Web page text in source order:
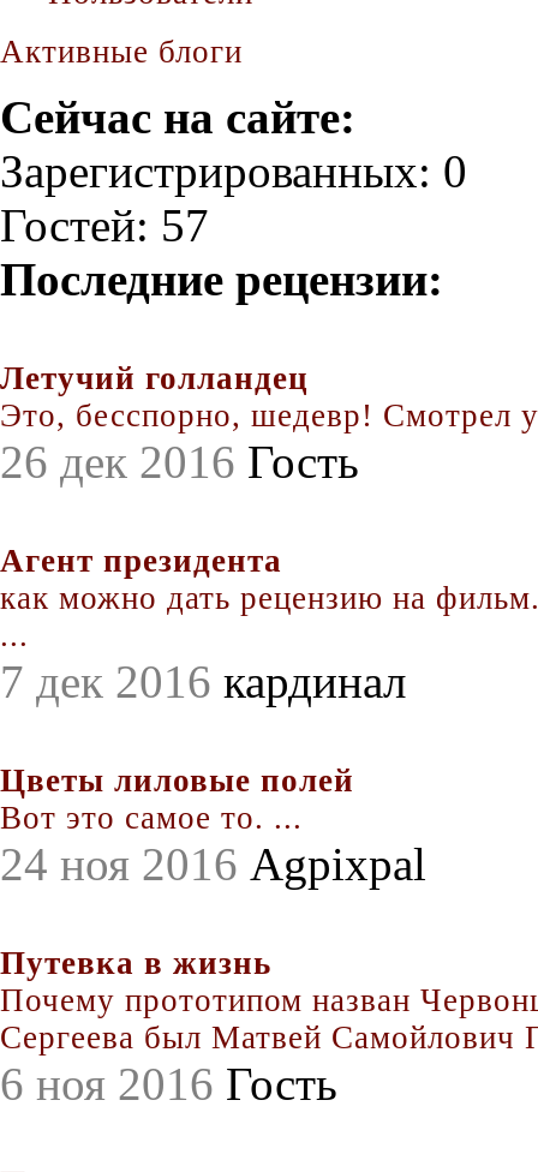
Активные блоги
Сейчас на сайте:
Зарегистрированных: 0
Гостей: 57
Последние рецензии:
Летучий голландец
Это, бесспорно, шедевр! Смотрел
26 дек 2016 Гость
Агент президента
как можно дать рецензию на
...
7 дек 2016 кардинал
Цветы лиловые полей
Вот это самое то. ...
24 ноя 2016 Agpixpal
Путевка в жизнь
Почему прототипом назван
Сергеева был Матвей Самойлович
6 ноя 2016 Гость